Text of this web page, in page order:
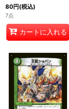
80円(税込)
7点
カートに入れる